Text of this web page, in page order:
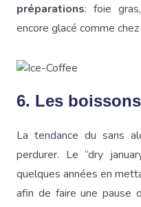
préparations: foie
encore glacé comme
6. Les
La tendance du sans
perdurer. Le “dry
quelques années en
afin de faire une pause